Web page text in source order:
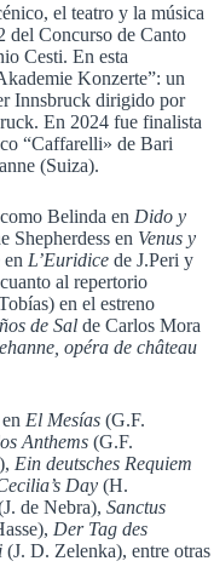
el teatro y la música
del Concurso de Canto
Cesti. En esta
Konzerte”: un
Innsbruck dirigido por
En 2024 fue finalista
“Caffarelli» de Bari
(Suiza).
Belinda en Dido y
Shepherdess en Venus y
L’Euridice de J.Peri y
al repertorio
en el estreno
de Sal de Carlos Mora
opéra de château
El Mesías (G.F.
Anthems (G.F.
Ein deutsches Requiem
Day (H.
de Nebra), Sanctus
Der Tag des
(J. D. Zelenka), entre otras